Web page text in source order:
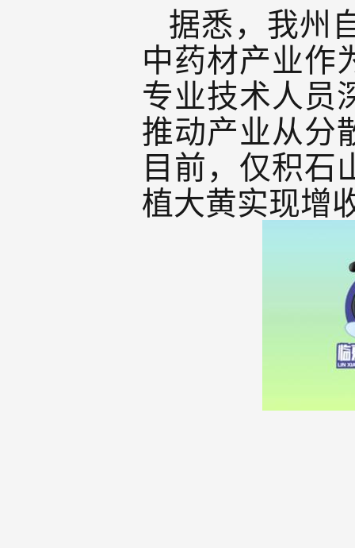
据悉，我州
中药材产业作
专业技术人员
推动产业从分
目前，仅积石
植大黄实现增